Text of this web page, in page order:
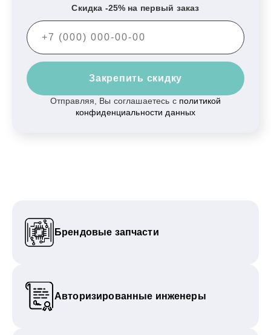
Скидка -25% на первый заказ
Закрепить скидку
Отправляя, Вы соглашаетесь с политикой
конфиденциальности данных
Брендовые запчасти
Авторизированные инженеры